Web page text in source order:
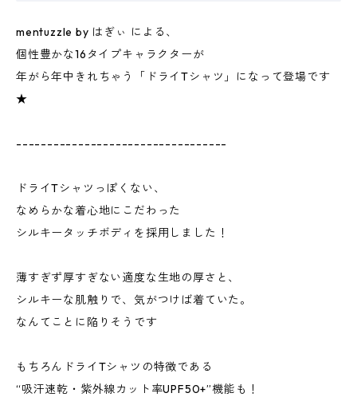
mentuzzle by はぎぃ による、
個性豊かな16タイプキャラクターが
年がら年中きれちゃう「ドライTシャツ」になって登場です
★
----------------------------------
ドライTシャツっぽくない、
なめらかな着心地にこだわった
シルキータッチボディを採用しました！
薄すぎず厚すぎない適度な生地の厚さと、
シルキーな肌触りで、気がつけば着ていた。
なんてことに陥りそうです
もちろんドライTシャツの特徴である
“吸汗速乾・紫外線カット率UPF50+”機能も！